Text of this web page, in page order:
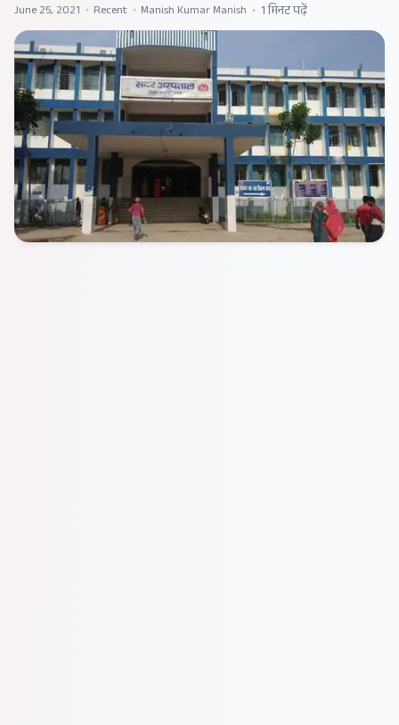
June 25, 2021 • Recent • Manish Kumar Manish • 1 मिनट पढ़ें